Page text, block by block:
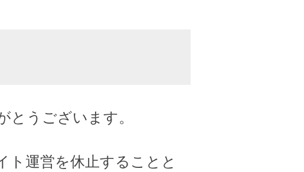
とうございます。
ト運営を休止することと